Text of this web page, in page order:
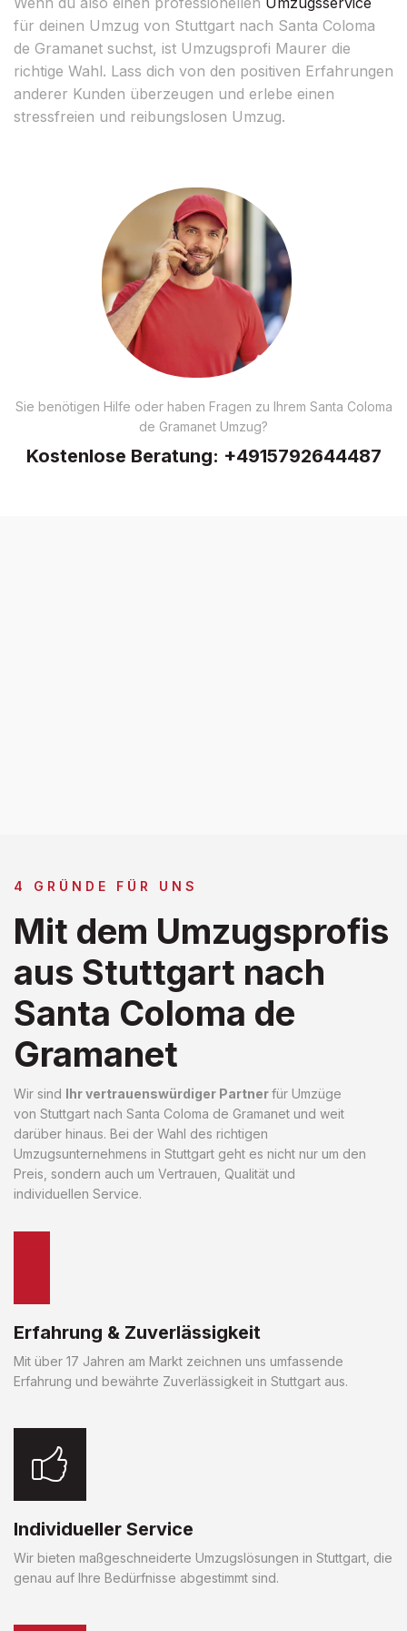
für deinen Umzug von Stuttgart nach Santa Coloma
de Gramanet suchst, ist Umzugsprofi Maurer die
richtige Wahl. Lass dich von den positiven Erfahrungen
anderer Kunden überzeugen und erlebe einen
stressfreien und reibungslosen Umzug.
Sie benötigen Hilfe oder haben Fragen zu Ihrem Santa Coloma
de Gramanet Umzug?
Kostenlose Beratung: +4915792644487
4 GRÜNDE FÜR UNS
Mit dem Umzugsprofis
aus Stuttgart nach
Santa Coloma de
Gramanet
Wir sind Ihr vertrauenswürdiger Partnerfür Umzüge
von Stuttgart nach Santa Coloma de Gramanet und weit
darüber hinaus. Bei der Wahl des richtigen
Umzugsunternehmens in Stuttgart geht es nicht nur um den
Preis, sondern auch um Vertrauen, Qualität und
individuellen Service.
Erfahrung & Zuverlässigkeit
Mit über 17 Jahren am Markt zeichnen uns umfassende
Erfahrung und bewährte Zuverlässigkeit in Stuttgart aus.
Individueller Service
Wir bieten maßgeschneiderte Umzugslösungen in Stuttgart, die
genau auf Ihre Bedürfnisse abgestimmt sind.